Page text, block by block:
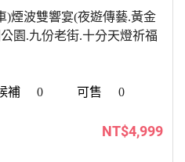
)煙波雙響宴(夜遊傳藝.黃金
園.九份老街.十分天燈祈福
0 0
NT$4,999